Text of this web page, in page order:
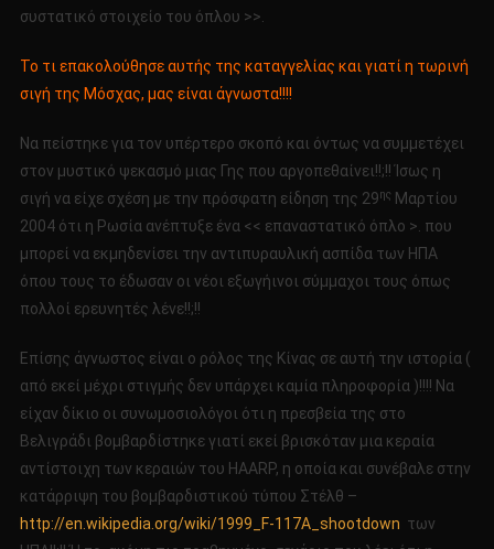
συστατικό στοιχείο του όπλου >>.
Το τι επακολούθησε αυτής της καταγγελίας και γιατί η τωρινή
σιγή της Μόσχας, μας είναι άγνωστα!!!!
Να πείστηκε για τον υπέρτερο σκοπό και όντως να συμμετέχει
στον μυστικό ψεκασμό μιας Γης που αργοπεθαίνει!!;!! Ίσως η
σιγή να είχε σχέση με την πρόσφατη είδηση της 29ης Μαρτίου
2004 ότι η Ρωσία ανέπτυξε ένα << επαναστατικό όπλο >. που
μπορεί να εκμηδενίσει την αντιπυραυλική ασπίδα των ΗΠΑ
όπου τους το έδωσαν οι νέοι εξωγήινοι σύμμαχοι τους όπως
πολλοί ερευνητές λένε!!;!!
Επίσης άγνωστος είναι ο ρόλος της Κίνας σε αυτή την ιστορία (
από εκεί μέχρι στιγμής δεν υπάρχει καμία πληροφορία )!!!! Να
είχαν δίκιο οι συνωμοσιολόγοι ότι η πρεσβεία της στο
Βελιγράδι βομβαρδίστηκε γιατί εκεί βρισκόταν μια κεραία
αντίστοιχη των κεραιών του HAARP, η οποία και συνέβαλε στην
κατάρριψη του βομβαρδιστικού τύπου Στέλθ –
http://en.wikipedia.org/wiki/1999_F-117A_shootdown των